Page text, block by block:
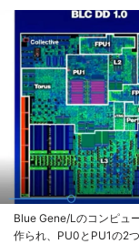
Blue Gene/Lのコンピュ
作られ、PU0とPU1の2